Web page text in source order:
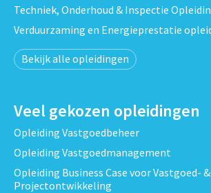
Techniek, Onderhoud & Inspectie
Verduurzaming en Energieprestatie
Bekijk alle opleidingen
Veel gekozen opleidingen
Opleiding Vastgoedbeheer
Opleiding Vastgoedmanagement
Opleiding Business Case voor Vastgoed- &
Projectontwikkeling